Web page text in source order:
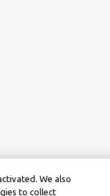
We also
to collect